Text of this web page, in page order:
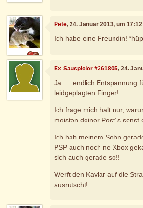
Pete, 24. Januar 2013, um 17:12
Ich habe eine Freundin!
Ex-Sauspieler #261805, 24.
Ja......endlich Entspannung
leidgeplagten Finger!
Ich frage mich halt nur,
meisten deiner Post´s sonst
Ich hab meinem Sohn
PSP auch noch ne Xbox
sich auch gerade so!!
Werft den Kaviar auf die
ausrutscht!